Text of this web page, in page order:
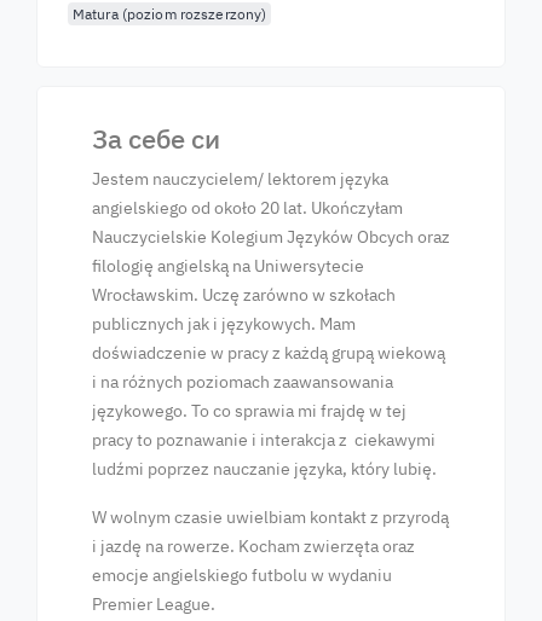
Matura (poziom rozszerzony)
За себе си
Jestem nauczycielem/ lektorem języka
angielskiego od około 20 lat. Ukończyłam
Nauczycielskie Kolegium Języków Obcych oraz
filologię angielską na Uniwersytecie
Wrocławskim. Uczę zarówno w szkołach
publicznych jak i językowych. Mam
doświadczenie w pracy z każdą grupą wiekową
i na różnych poziomach zaawansowania
językowego. To co sprawia mi frajdę w tej
pracy to poznawanie i interakcja z ciekawymi
ludźmi poprzez nauczanie języka, który lubię.
W wolnym czasie uwielbiam kontakt z przyrodą
i jazdę na rowerze. Kocham zwierzęta oraz
emocje angielskiego futbolu w wydaniu
Premier League.